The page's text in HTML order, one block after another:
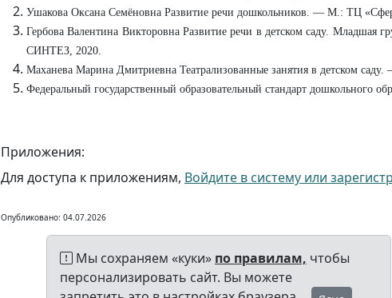
Ушакова Оксана Семёновна Развитие речи дошкольников. — М.: ТЦ
Гербова Валентина Викторовна Развитие речи в детском саду.
СИНТЕЗ, 2020.
Маханева Марина Дмитриевна Театрализованные занятия в детском
Федеральный государственный образовательный стандарт дошкольного
Приложения:
Для доступа к приложениям, Войдите в систему или
Опубликовано: 04.07.2026
Мы сохраняем «куки» по правилам, чтобы
персонализировать сайт. Вы можете